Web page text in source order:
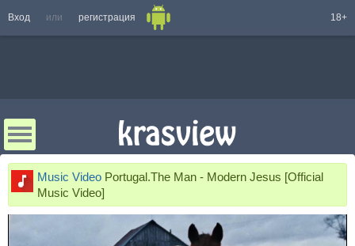
Вход или регистрация 18+
Music Video Portugal.The Man - Modern Jesus [Official
Music Video]